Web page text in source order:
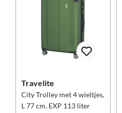
Travelite
City Trolley met 4 wieltjes,
L 77 cm, EXP 113 liter